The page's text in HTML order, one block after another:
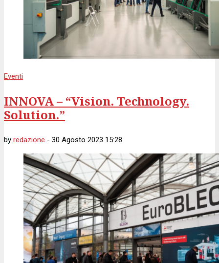
Eventi
INNOVA – “Vision. Technology.
Solution.”
by redazione - 30 Agosto 2023 15:28